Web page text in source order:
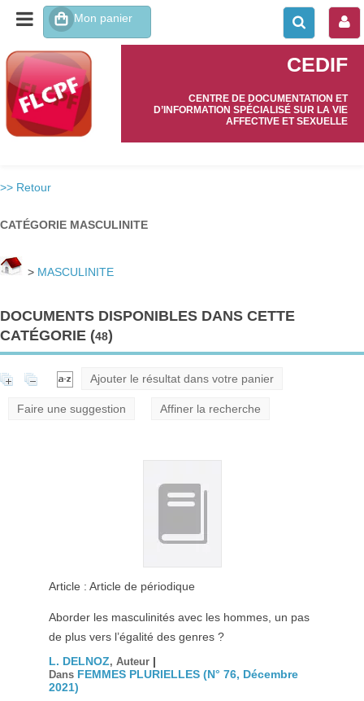
CEDIF
CENTRE DE DOCUMENTATION ET
D’INFORMATION SPÉCIALISÉ SUR LA VIE
AFFECTIVE ET SEXUELLE
>> Retour
CATÉGORIE MASCULINITE
> MASCULINITE
DOCUMENTS DISPONIBLES DANS CETTE
CATÉGORIE (48)
Ajouter le résultat dans votre panier
Faire une suggestion Affiner la recherche
Article : Article de périodique
Aborder les masculinités avec les hommes, un pas
de plus vers l’égalité des genres ?
L. DELNOZ, Auteur |
Dans FEMMES PLURIELLES (N° 76, Décembre
2021)